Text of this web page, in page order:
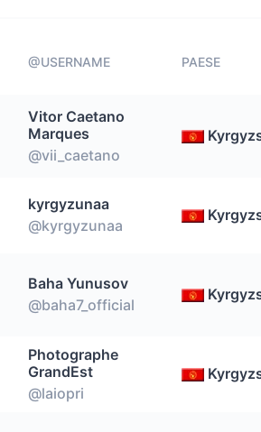
@USERNAME PAESE
Vitor Caetano
Marques
@vii_caetano
kyrgyzunaa
@kyrgyzunaa
Baha Yunusov
@baha7_official
Photographe
GrandEst
@laiopri